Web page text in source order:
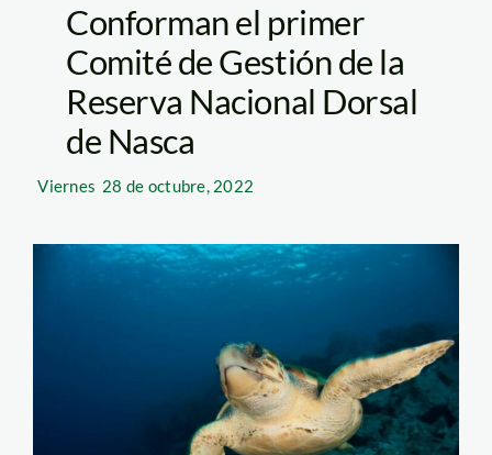
Conforman el primer
Comité de Gestión de la
Reserva Nacional Dorsal
de Nasca
Viernes 28 de octubre, 2022